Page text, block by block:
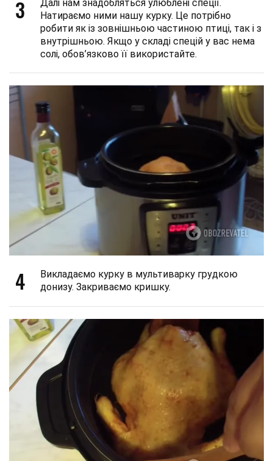
3
Далі нам знадобляться улюблені спеції.
Натираємо ними нашу курку. Це потрібно
робити як із зовнішньою частиною птиці, так і з
внутрішньою. Якщо у складі спецій у вас нема
солі, обов’язково її використайте.
4
Викладаємо курку в мультиварку грудкою
донизу. Закриваємо кришку.